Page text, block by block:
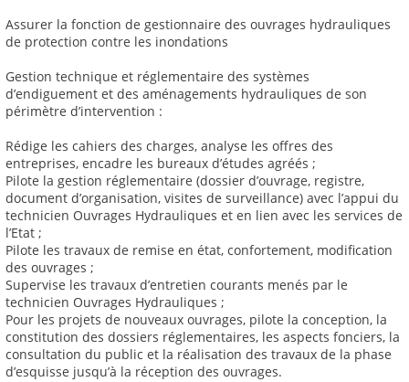
Assurer la fonction de gestionnaire des ouvrages hydrauliques
de protection contre les inondations
Gestion technique et réglementaire des systèmes
d’endiguement et des aménagements hydrauliques de son
périmètre d’intervention :
Rédige les cahiers des charges, analyse les offres des
entreprises, encadre les bureaux d’études agréés ;
Pilote la gestion réglementaire (dossier d’ouvrage, registre,
document d’organisation, visites de surveillance) avec l’appui du
technicien Ouvrages Hydrauliques et en lien avec les services de
l’Etat ;
Pilote les travaux de remise en état, confortement, modification
des ouvrages ;
Supervise les travaux d’entretien courants menés par le
technicien Ouvrages Hydrauliques ;
Pour les projets de nouveaux ouvrages, pilote la conception, la
constitution des dossiers réglementaires, les aspects fonciers, la
consultation du public et la réalisation des travaux de la phase
d’esquisse jusqu’à la réception des ouvrages.